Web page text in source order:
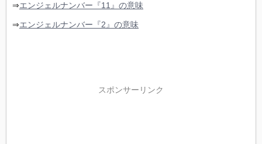
⇒エンジェルナンバー『11』の意味
⇒エンジェルナンバー『2』の意味
スポンサーリンク